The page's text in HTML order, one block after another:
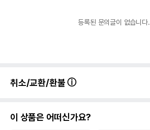
등록된 문의글이 없습니다.
취소/교환/환불
이 상품은 어떠신가요?